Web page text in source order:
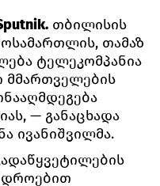
თბილისის
თამაზ
ტელეკომპანია
მმართველების
— განაცხადა
ივანიშვილმა.
დროებით